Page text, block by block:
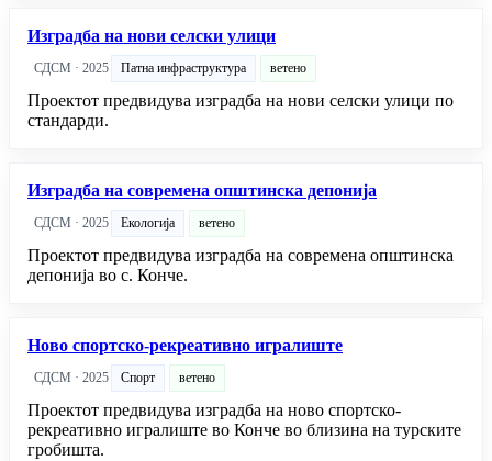
Изградба на нови селски улици
СДСМ · 2025 Патна инфраструктура ветено
Проектот предвидува изградба на нови селски улици по
стандарди.
Изградба на современа општинска депонија
СДСМ · 2025 Екологија ветено
Проектот предвидува изградба на современа општинска
депонија во с. Конче.
Ново спортско-рекреативно игралиште
СДСМ · 2025 Спорт ветено
Проектот предвидува изградба на ново спортско-
рекреативно игралиште во Конче во близина на турските
гробишта.